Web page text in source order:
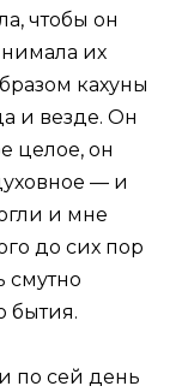
чтобы он
их
кахуны
и везде. Он
целое, он
— и
и мне
до сих пор
смутно
бытия.
по сей день